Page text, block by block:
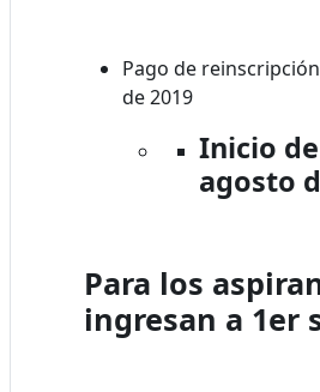
Pago de
de 2019
Inicio
agosto
Para los
ingresan a 1er